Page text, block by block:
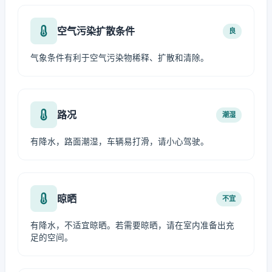
空气污染扩散条件 良
气象条件有利于空气污染物稀释、扩散和清除。
路况 潮湿
有降水，路面潮湿，车辆易打滑，请小心驾驶。
晾晒 不宜
有降水，不适宜晾晒。若需要晾晒，请在室内准备出充
足的空间。